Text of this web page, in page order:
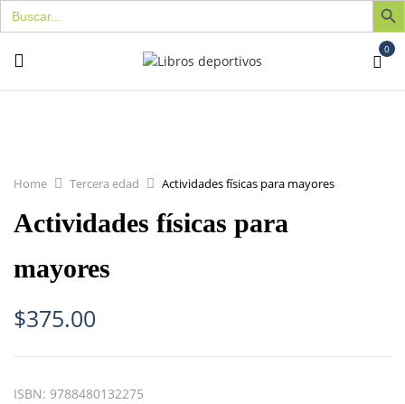
Buscar:
0
Home Tercera edad Actividades físicas para mayores
Actividades físicas para
mayores
$375.00
ISBN: 9788480132275